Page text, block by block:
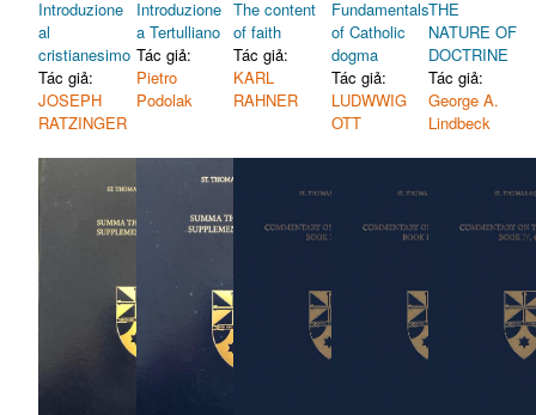
Introduzione
al
cristianesimo
Tác giả:
JOSEPH
RATZINGER
Introduzione
a Tertulliano
Tác giả:
Pietro
Podolak
The content
of faith
Tác giả:
KARL
RAHNER
Fundamentals
of Catholic
dogma
Tác giả:
LUDWWIG
OTT
THE
NATURE OF
DOCTRINE
Tác giả:
George A.
Lindbeck